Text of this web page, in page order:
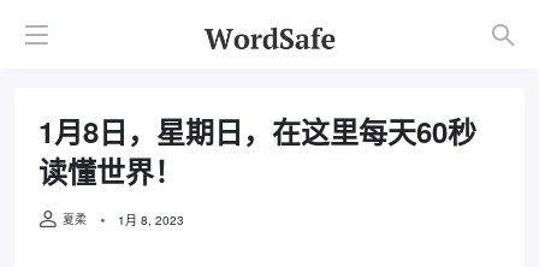
1月8日，星期日，在这里每天60秒
读懂世界！
夏柔 1月 8, 2023